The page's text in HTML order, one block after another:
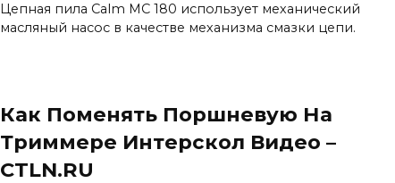
Цепная пила Calm MC 180 использует механический
масляный насос в качестве механизма смазки цепи.
Как Поменять Поршневую На
Триммере Интерскол Видео –
CTLN.RU